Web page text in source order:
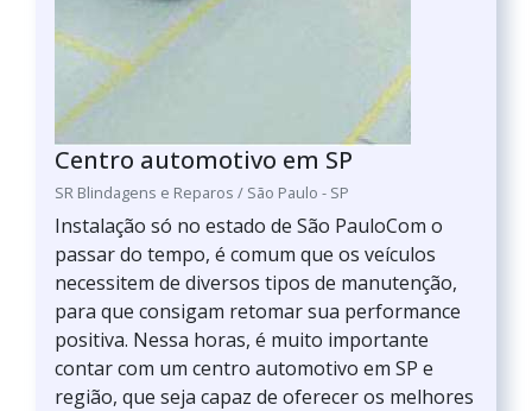
Centro automotivo em SP
SR Blindagens e Reparos / São Paulo - SP
Instalação só no estado de São PauloCom o
passar do tempo, é comum que os veículos
necessitem de diversos tipos de manutenção,
para que consigam retomar sua performance
positiva. Nessa horas, é muito importante
contar com um centro automotivo em SP e
região, que seja capaz de oferecer os melhores